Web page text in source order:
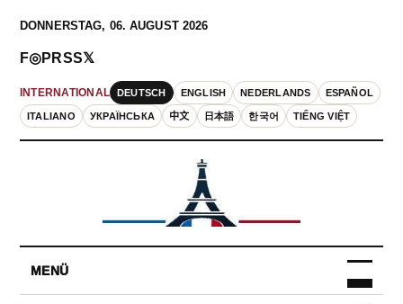
DONNERSTAG, 06. AUGUST 2026
INTERNATIONAL DEUTSCH ENGLISH NEDERLANDS ESPAÑOL
ITALIANO УКРАЇНСЬКА 中文 日本語 한국어 TIẾNG VIỆT
F◎PRSS𝕏
MENÜ